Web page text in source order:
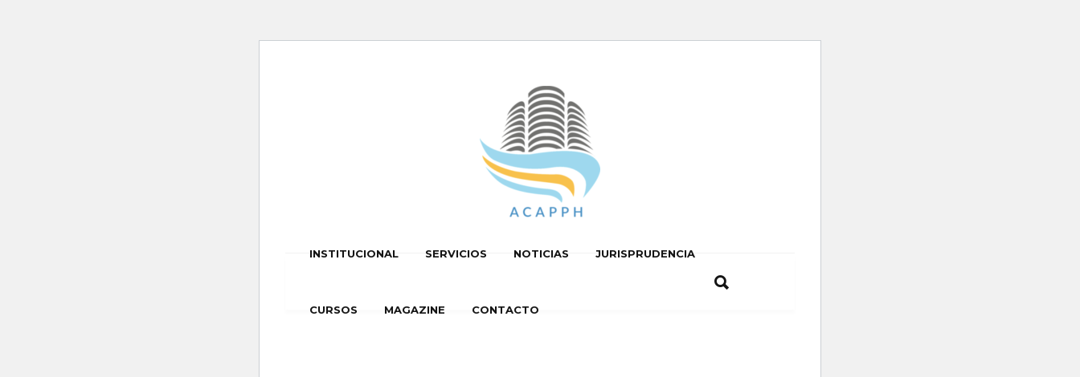
INSTITUCIONAL SERVICIOS NOTICIAS JURISPRUDENCIA
CURSOS MAGAZINE CONTACTO